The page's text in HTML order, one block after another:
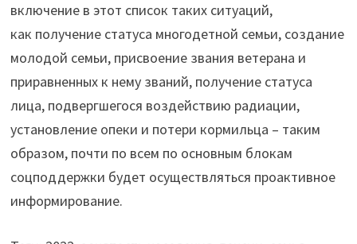
включение в этот список таких ситуаций,
как получение статуса многодетной семьи, создание
молодой семьи, присвоение звания ветерана и
приравненных к нему званий, получение статуса
лица, подвергшегося воздействию радиации,
установление опеки и потери кормильца – таким
образом, почти по всем по основным блокам
соцподдержки будет осуществляться проактивное
информирование.